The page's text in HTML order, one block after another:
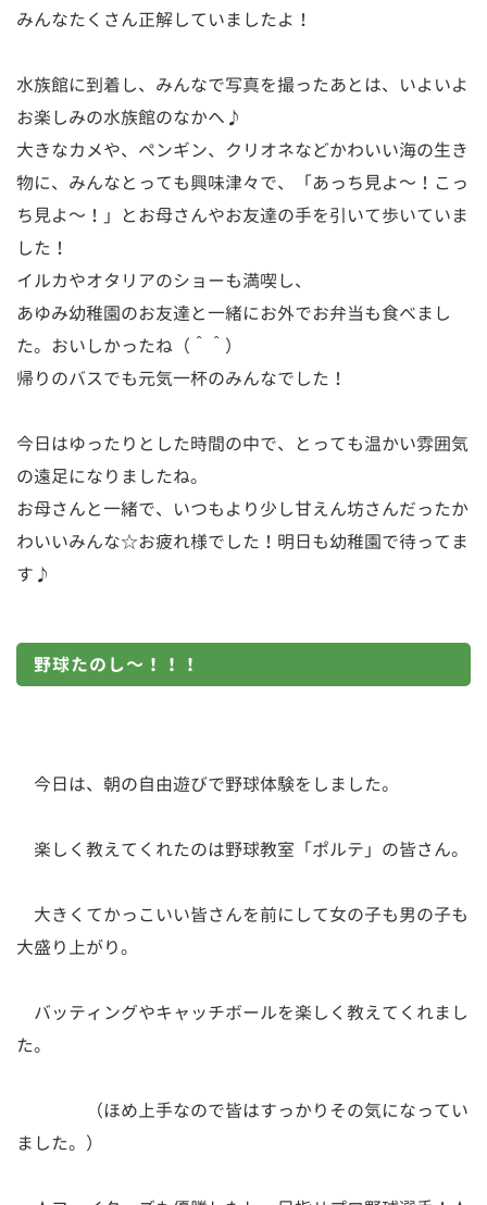
みんなたくさん正解していましたよ！
水族館に到着し、みんなで写真を撮ったあとは、いよいよ
お楽しみの水族館のなかへ♪
大きなカメや、ペンギン、クリオネなどかわいい海の生き
物に、みんなとっても興味津々で、「あっち見よ～！こっ
ち見よ～！」とお母さんやお友達の手を引いて歩いていま
した！
イルカやオタリアのショーも満喫し、
あゆみ幼稚園のお友達と一緒にお外でお弁当も食べまし
た。おいしかったね（＾＾）
帰りのバスでも元気一杯のみんなでした！
今日はゆったりとした時間の中で、とっても温かい雰囲気
の遠足になりましたね。
お母さんと一緒で、いつもより少し甘えん坊さんだったか
わいいみんな☆お疲れ様でした！明日も幼稚園で待ってま
す♪
野球たのし～！！！
今日は、朝の自由遊びで野球体験をしました。
楽しく教えてくれたのは野球教室「ポルテ」の皆さん。
大きくてかっこいい皆さんを前にして女の子も男の子も
大盛り上がり。
バッティングやキャッチボールを楽しく教えてくれまし
た。
（ほめ上手なので皆はすっかりその気になってい
ました。）